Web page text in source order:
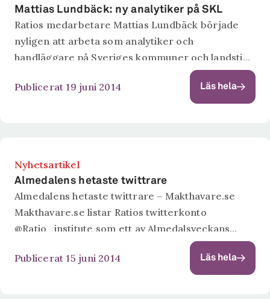
Mattias Lundbäck: ny analytiker på SKL
Ratios medarbetare Mattias Lundbäck började
nyligen att arbeta som analytiker och
handläggare på Sveriges kommuner och landsting
(SKL). Mattias kommer där att ha ett särskilt
ansvar för ersättningssystem Inriktningen mot
sjukvårdens styrsystem ligger nära Mattias...
Publicerat 19 juni 2014 Läs hela
Nyhetsartikel
Almedalens hetaste twittrare
Almedalens hetaste twittrare – Makthavare.se
Makthavare.se listar Ratios twitterkonto
@Ratio_institute som ett av Almedalsveckans
Publicerat 15 juni 2014
Läs hela